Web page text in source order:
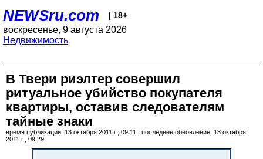
NEWSru.com | 18+
воскресенье, 9 августа 2026
Недвижимость
В Твери риэлтер совершил
ритуальное убийство покупателя
квартиры, оставив следователям
тайные знаки
время публикации: 13 октября 2011 г., 09:11 | последнее обновление: 13 октября
2011 г., 09:29